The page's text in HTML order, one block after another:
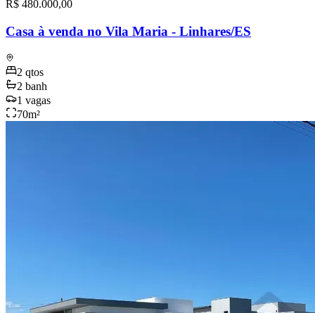
R$ 480.000,00
Casa à venda no Vila Maria - Linhares/ES
2 qtos
2 banh
1 vagas
70m²